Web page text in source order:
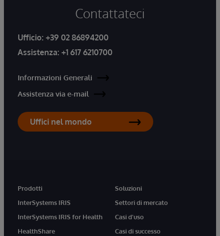
Contattateci
Ufficio: +39 02 86894200
Assistenza: +1 617 6210700
Informazioni Generali
Assistenza via e-mail
Uffici nel mondo
Prodotti
InterSystems IRIS
InterSystems IRIS for Health
HealthShare
Soluzioni
Settori di mercato
Casi d'uso
Casi di successo